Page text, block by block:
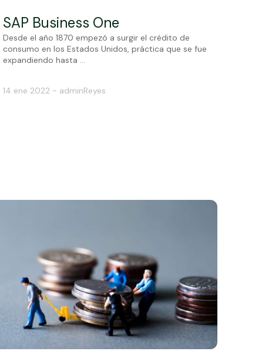
SAP Business One
Desde el año 1870 empezó a surgir el crédito de
consumo en los Estados Unidos, práctica que se fue
expandiendo hasta ...
14 ene 2022 - adminReyes